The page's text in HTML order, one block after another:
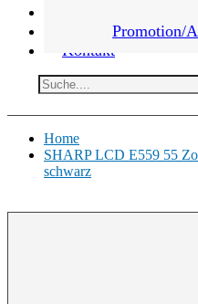
Promotion/
Über uns
Kontakt
Home
SHARP LCD E559 55
schwarz